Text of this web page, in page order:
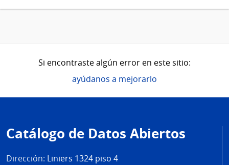
Si encontraste algún error en este sitio:
ayúdanos a mejorarlo
de
página
Catálogo de Datos Abiertos
Dirección: Liniers 1324 piso 4